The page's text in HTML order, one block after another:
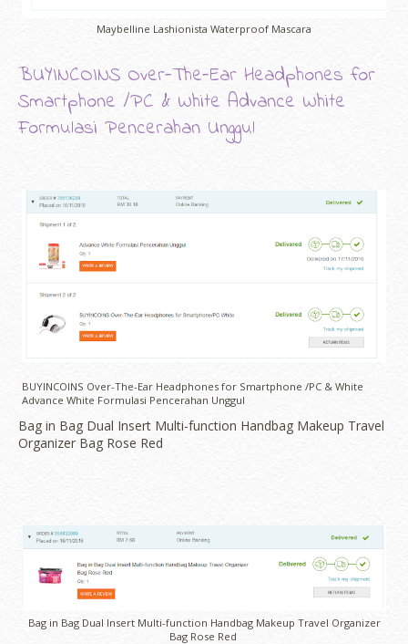
Maybelline Lashionista Waterproof Mascara
BUYINCOINS Over-The-Ear Headphones for
Smartphone /PC & White Advance White
Formulasi Pencerahan Unggul
BUYINCOINS Over-The-Ear Headphones for Smartphone /PC & White
Advance White Formulasi Pencerahan Unggul
Bag in Bag Dual Insert Multi-function Handbag Makeup Travel
Organizer Bag Rose Red
Bag in Bag Dual Insert Multi-function Handbag Makeup Travel Organizer
Bag Rose Red